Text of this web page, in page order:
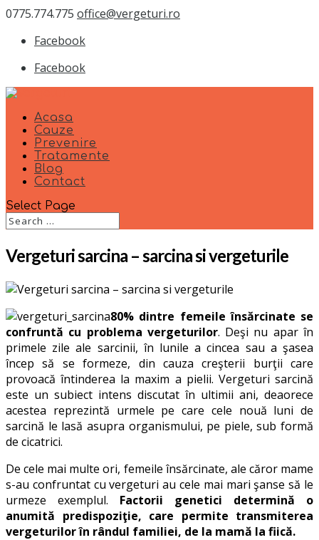
0775.774.775 office@vergeturi.ro
Facebook
Facebook
Acasa
Cauze
Prevenire
Tratamente
Blog
Contact
Select Page
Vergeturi sarcina – sarcina si vergeturile
80% dintre femeile însărcinate se
confruntă cu problema vergeturilor. Deşi nu apar în
primele zile ale sarcinii, în lunile a cincea sau a şasea
încep să se formeze, din cauza creşterii burţii care
provoacă întinderea la maxim a pielii. Vergeturi sarcină
este un subiect intens discutat în ultimii ani, deaorece
acestea reprezintă urmele pe care cele nouă luni de
sarcină le lasă asupra organismului, pe piele, sub formă
de cicatrici.
De cele mai multe ori, femeile însărcinate, ale căror mame
s-au confruntat cu vergeturi au cele mai mari şanse să le
urmeze exemplul. Factorii genetici determină o
anumită predispoziţie, care permite transmiterea
vergeturilor în rândul familiei, de la mamă la fiică.